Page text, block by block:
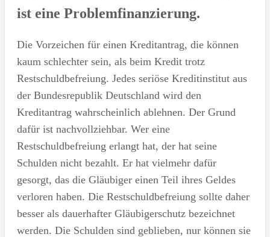
ist eine Problemfinanzierung.
Die Vorzeichen für einen Kreditantrag, die können
kaum schlechter sein, als beim Kredit trotz
Restschuldbefreiung. Jedes seriöse Kreditinstitut aus
der Bundesrepublik Deutschland wird den
Kreditantrag wahrscheinlich ablehnen. Der Grund
dafür ist nachvollziehbar. Wer eine
Restschuldbefreiung erlangt hat, der hat seine
Schulden nicht bezahlt. Er hat vielmehr dafür
gesorgt, das die Gläubiger einen Teil ihres Geldes
verloren haben. Die Restschuldbefreiung sollte daher
besser als dauerhafter Gläubigerschutz bezeichnet
werden. Die Schulden sind geblieben, nur können sie